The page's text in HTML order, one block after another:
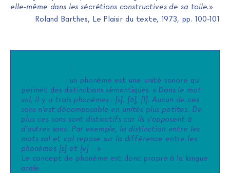
elle-même dans les sécrétions constructives de sa toile.»
Roland Barthes, Le Plaisir du texte, 1973, pp. 100-101
:
: un phonème est une unité sonore qui
permet des distinctions sémantiques. « Dans le mot
sol, il y a trois phonèmes : [s], [ɔ], [l]. Aucun de ces
sons n’est décomposable en unités plus petites. De
plus ces sons sont distinctifs car ils s’opposent à
d’autres sons. Par exemple, la distinction entre les
mots sol et vol repose sur la différence entre les
phonèmes [s] et [v]
»
Le concept de phonème est donc propre à la langue
orale.